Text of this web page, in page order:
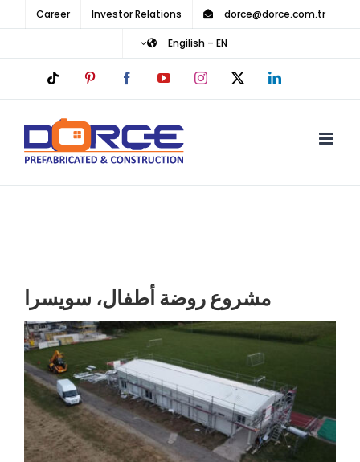
content
dorce@dorce.com.tr
Investor Relations
Career
Engilish – EN
LinkedIn
X
Instagram
YouTube
Facebook
Pinterest
مشروع روضة أطفال، سويسرا